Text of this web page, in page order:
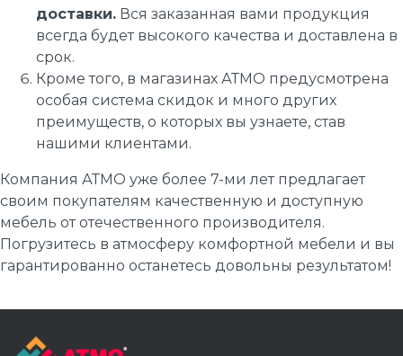
доставки. Вся заказанная вами продукция
всегда будет высокого качества и доставлена в
срок.
Кроме того, в магазинах АТМО предусмотрена
особая система скидок и много других
преимуществ, о которых вы узнаете, став
нашими клиентами.
Компания АТМО уже более 7-ми лет предлагает
своим покупателям качественную и доступную
мебель от отечественного производителя.
Погрузитесь в атмосферу комфортной мебели и вы
гарантированно останетесь довольны результатом!